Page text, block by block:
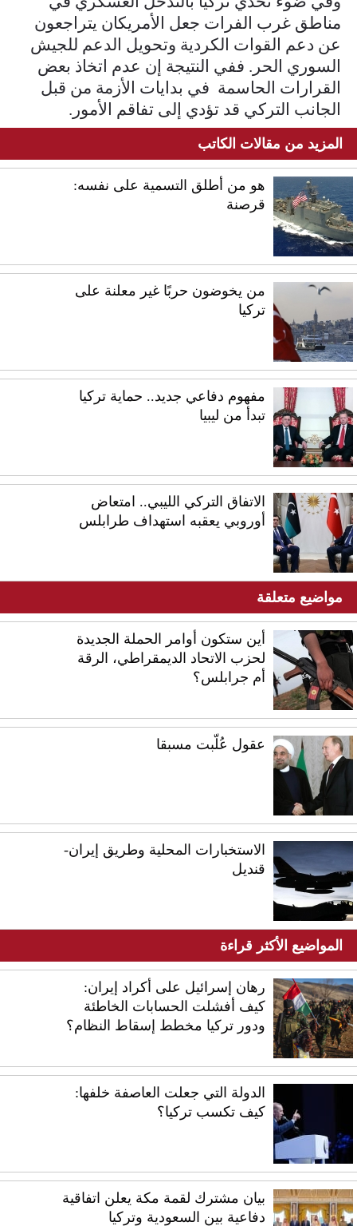
مناطق غرب الفرات جعل الأمريكان يتراجعون
عن دعم القوات الكردية وتحويل الدعم للجيش
السوري الحر. ففي النتيجة إن عدم اتخاذ بعض
القرارات الحاسمة في بدايات الأزمة من قبل
الجانب التركي قد تؤدي إلى تفاقم الأمور.
المزيد من مقالات الكاتب
هو من أطلق التسمية على نفسه:
قرصنة
من يخوضون حربًا غير معلنة على
تركيا
مفهوم دفاعي جديد.. حماية تركيا
تبدأ من ليبيا
الاتفاق التركي الليبي.. امتعاض
أوروبي يعقبه استهداف طرابلس
مواضيع متعلقة
أين ستكون أوامر الحملة الجديدة
لحزب الاتحاد الديمقراطي، الرقة
أم جرابلس؟
عقول عُلّبت مسبقا
الاستخبارات المحلية وطريق إيران-
قنديل
المواضيع الأكثر قراءة
رهان إسرائيل على أكراد إيران:
كيف أفشلت الحسابات الخاطئة
ودور تركيا مخطط إسقاط النظام؟
الدولة التي جعلت العاصفة خلفها:
كيف تكسب تركيا؟
بيان مشترك لقمة مكة يعلن اتفاقية
دفاعية بين السعودية وتركيا